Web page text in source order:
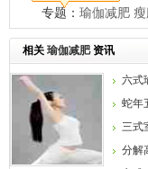
专题： 瑜伽减肥
相关 瑜伽减肥资讯
六式
蛇年
三式
分解